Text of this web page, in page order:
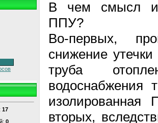
17
0
В чем смысл
ППУ?
Во-первых,
снижение
труба
водоснабжения
вторых,